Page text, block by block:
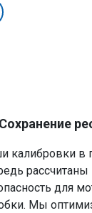
Сохранение
калибровки в
рассчитаны
для
Мы